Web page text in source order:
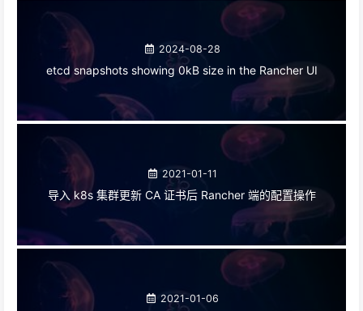
2024-08-28
etcd snapshots showing 0kB size in the Rancher UI
2021-01-11
导入 k8s 集群更新 CA 证书后 Rancher 端的配置操作
2021-01-06